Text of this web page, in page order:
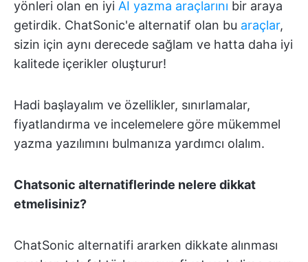
yönleri olan en iyi AI yazma araçlarını bir araya
getirdik. ChatSonic'e alternatif olan bu araçlar,
sizin için aynı derecede sağlam ve hatta daha iyi
kalitede içerikler oluşturur!
Hadi başlayalım ve özellikler, sınırlamalar,
fiyatlandırma ve incelemelere göre mükemmel
yazma yazılımını bulmanıza yardımcı olalım.
Chatsonic alternatiflerinde nelere dikkat
etmelisiniz?
ChatSonic alternatifi ararken dikkate alınması